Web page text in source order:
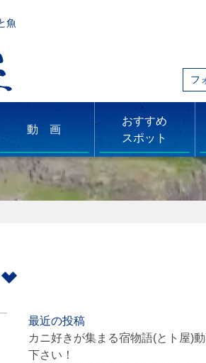
フ
動 画
おすすめ
スポット
最近の投稿
カニ好きが集まる宿物語(とト屋)
下さい！